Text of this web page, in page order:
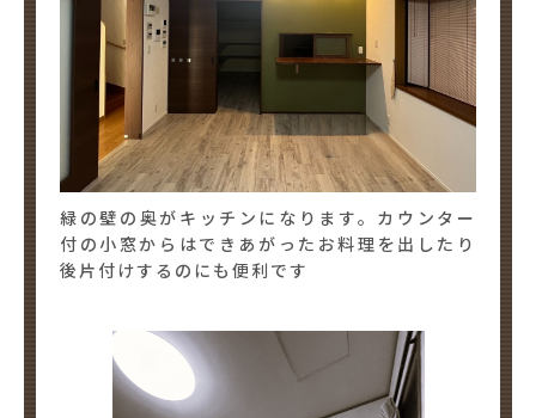
緑の壁の奥がキッチンになります。カウンター
付の小窓からはできあがったお料理を出したり
後片付けするのにも便利です